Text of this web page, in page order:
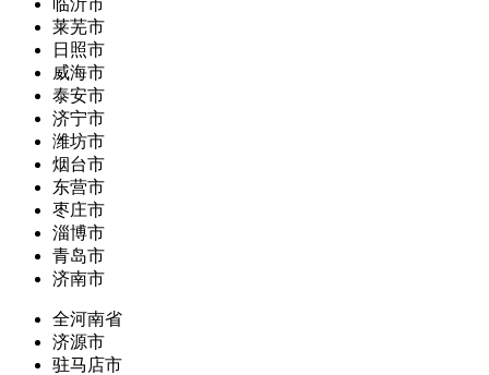
临沂市
莱芜市
日照市
威海市
泰安市
济宁市
潍坊市
烟台市
东营市
枣庄市
淄博市
青岛市
济南市
全河南省
济源市
驻马店市